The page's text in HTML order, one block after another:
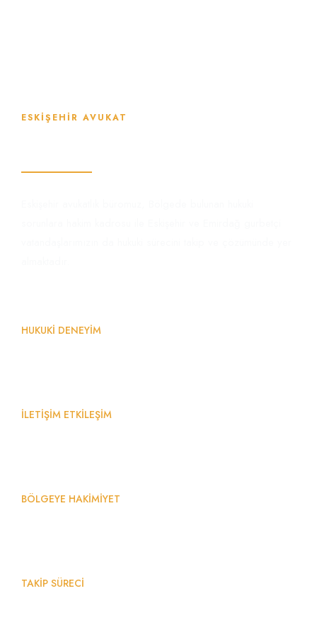
İcra dosyasına
ESKIŞEHIR AVUKAT
HUKUKİ DENEYİM
İLETİŞİM ETKİLEŞİM
BÖLGEYE HAKİMİYET
TAKİP SÜRECİ